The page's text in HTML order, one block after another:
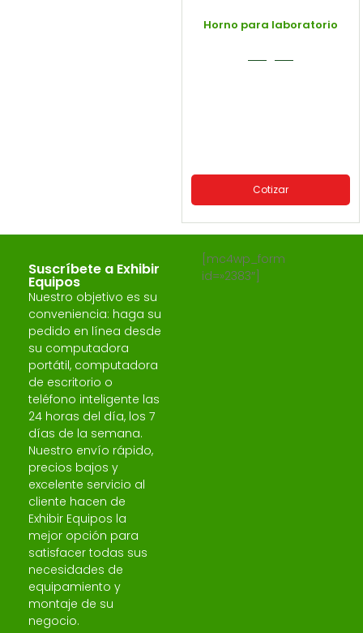
Horno para laboratorio
Cotizar
Suscríbete a Exhibir
Equipos
Nuestro objetivo es su
conveniencia: haga su
pedido en línea desde
su computadora
portátil, computadora
de escritorio o
teléfono inteligente las
24 horas del día, los 7
días de la semana.
Nuestro envío rápido,
precios bajos y
excelente servicio al
cliente hacen de
Exhibir Equipos la
mejor opción para
satisfacer todas sus
necesidades de
equipamiento y
montaje de su
negocio.
[mc4wp_form
id=»2383″]